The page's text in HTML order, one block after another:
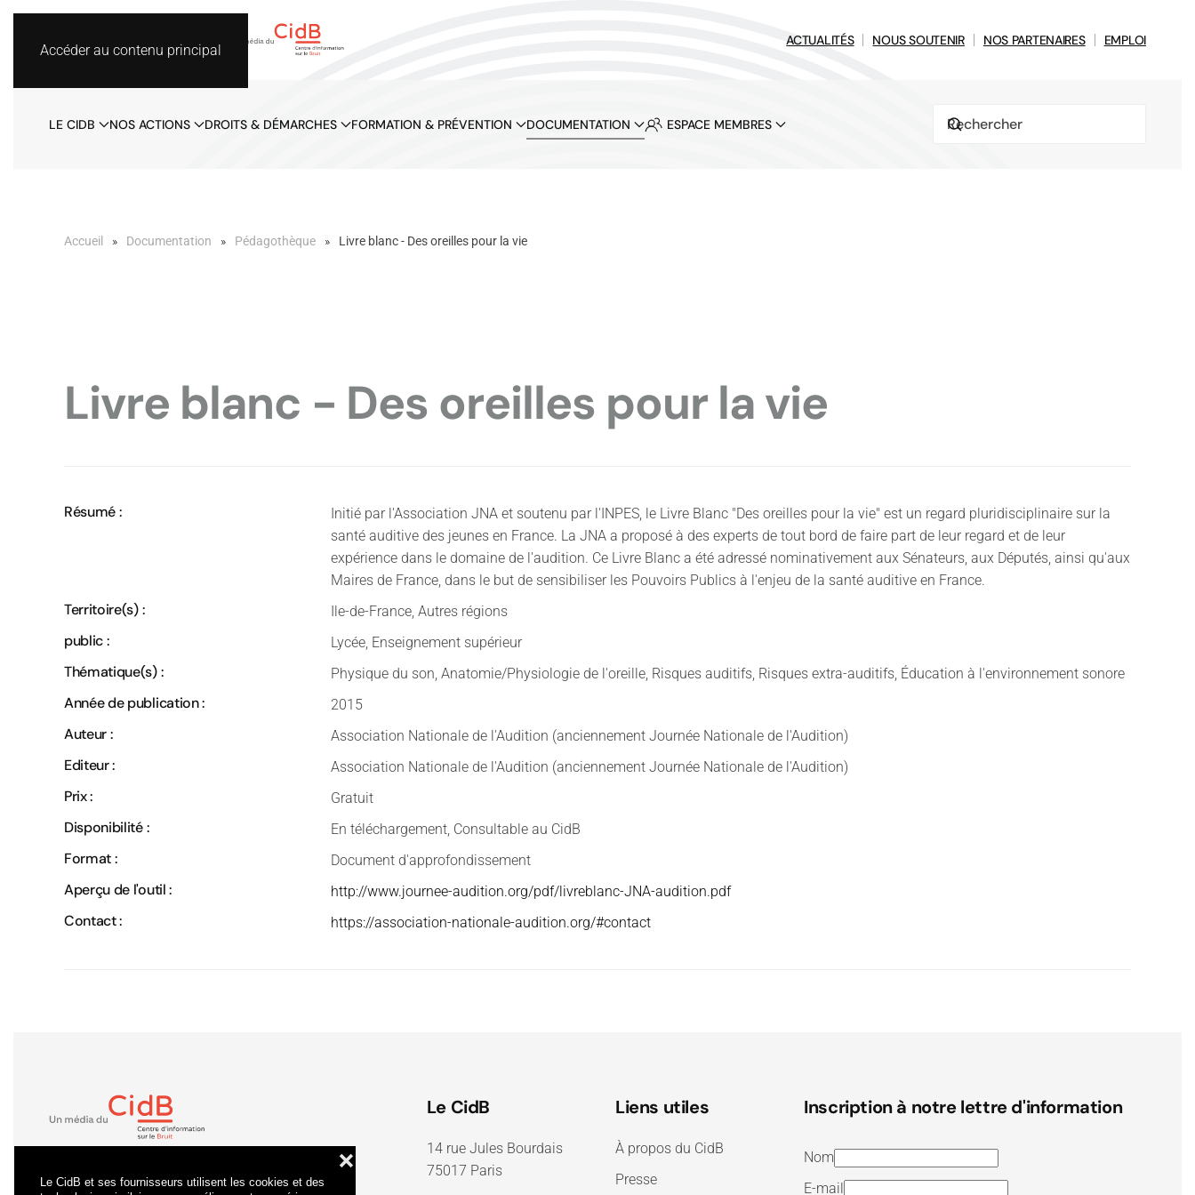
Le CidB et ses fournisseurs utilisent les cookies et des
❌
Accéder au contenu principal
ACTUALITÉS NOUS SOUTENIR NOS PARTENAIRES EMPLOI
LE CIDB NOS ACTIONS DROITS & DÉMARCHES FORMATION & PRÉVENTION DOCUMENTATION ESPACE MEMBRES
Accueil Documentation Pédagothèque Livre blanc - Des oreilles pour la vie
Livre blanc - Des oreilles pour la vie
Résumé :
Initié par l'Association JNA et soutenu par l'INPES, le Livre Blanc "Des oreilles pour la vie" est un regard pluridisciplinaire sur la
santé auditive des jeunes en France. La JNA a proposé à des experts de tout bord de faire part de leur regard et de leur
expérience dans le domaine de l'audition. Ce Livre Blanc a été adressé nominativement aux Sénateurs, aux Députés, ainsi qu'aux
Maires de France, dans le but de sensibiliser les Pouvoirs Publics à l'enjeu de la santé auditive en France.
Territoire(s) : Ile-de-France, Autres régions
public : Lycée, Enseignement supérieur
Thématique(s) : Physique du son, Anatomie/Physiologie de l'oreille, Risques auditifs, Risques extra-auditifs, Éducation à l'environnement sonore
Année de publication : 2015
Auteur : Association Nationale de l'Audition (anciennement Journée Nationale de l'Audition)
Editeur : Association Nationale de l'Audition (anciennement Journée Nationale de l'Audition)
Prix : Gratuit
Disponibilité : En téléchargement, Consultable au CidB
Format : Document d'approfondissement
Aperçu de l'outil : http://www.journee-audition.org/pdf/livreblanc-JNA-audition.pdf
Contact : https://association-nationale-audition.org/#contact
Le CidB
14 rue Jules Bourdais
75017 Paris
Liens utiles
À propos du CidB
Presse
Inscription à notre lettre d'information
Nom
E-mail